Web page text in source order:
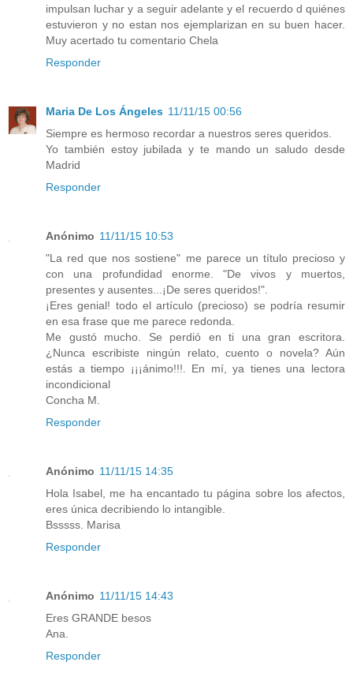
impulsan luchar y a seguir adelante y el recuerdo d quiénes
estuvieron y no estan nos ejemplarizan en su buen hacer.
Muy acertado tu comentario Chela
Responder
Maria De Los Ángeles 11/11/15 00:56
Siempre es hermoso recordar a nuestros seres queridos.
Yo también estoy jubilada y te mando un saludo desde
Madrid
Responder
Anónimo 11/11/15 10:53
"La red que nos sostiene" me parece un título precioso y
con una profundidad enorme. "De vivos y muertos,
presentes y ausentes...¡De seres queridos!".
¡Eres genial! todo el artículo (precioso) se podría resumir
en esa frase que me parece redonda.
Me gustó mucho. Se perdió en ti una gran escritora.
¿Nunca escribiste ningún relato, cuento o novela? Aún
estás a tiempo ¡¡¡ánimo!!!. En mí, ya tienes una lectora
incondicional
Concha M.
Responder
Anónimo 11/11/15 14:35
Hola Isabel, me ha encantado tu página sobre los afectos,
eres única decribiendo lo intangible.
Bsssss. Marisa
Responder
Anónimo 11/11/15 14:43
Eres GRANDE besos
Ana.
Responder